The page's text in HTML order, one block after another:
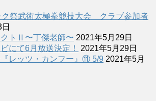
ク祭武術太極拳競技大会 クラブ参加者
クトⅡ〜丁傑老師〜 2021年5月29日
にて6月放送決定！
2021年5月29日
『レッツ・カンフー』⑪ 5/9 2021年5月